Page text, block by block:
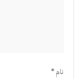
نام*